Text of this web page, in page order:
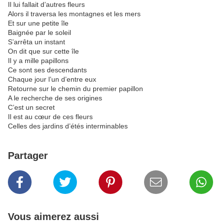
Il lui fallait d’autres fleurs
Alors il traversa les montagnes et les mers
Et sur une petite île
Baignée par le soleil
S’arrêta un instant
On dit que sur cette île
Il y a mille papillons
Ce sont ses descendants
Chaque jour l’un d’entre eux
Retourne sur le chemin du premier papillon
A le recherche de ses origines
C’est un secret
Il est au cœur de ces fleurs
Celles des jardins d’étés interminables
Partager
Vous aimerez aussi